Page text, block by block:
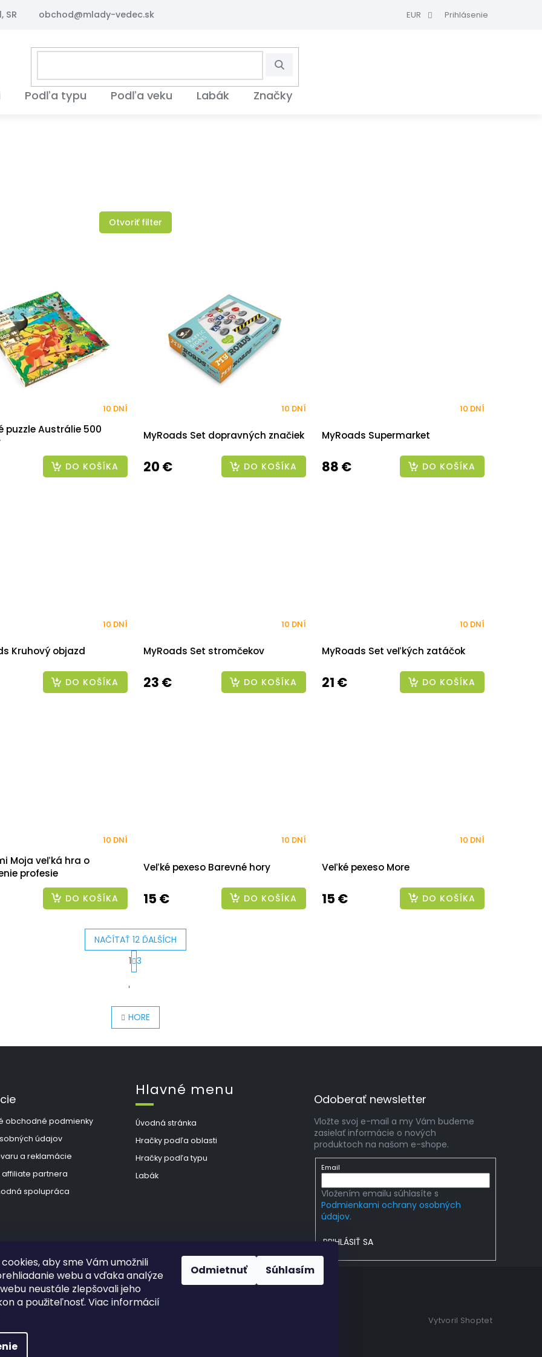
aby sme Vám umožnili
webu a vďaka analýze
neustále zlepšovali jeho
a použiteľnosť. Viac informácií
Odmietnuť Súhlasím
SR obchod@mlady-vedec.sk EUR Prihlásenie
Hľadať
Podľa typu Podľa veku Labák Značky
Otvoriť filter
puzzle Austrálie 500
10 DNÍ
DO KOŠÍKA
MyRoads Set dopravných značiek
10 DNÍ
20 € DO KOŠÍKA
MyRoads Supermarket
10 DNÍ
88 € DO KOŠÍKA
Kruhový objazd
10 DNÍ
DO KOŠÍKA
MyRoads Set stromčekov
10 DNÍ
23 € DO KOŠÍKA
MyRoads Set veľkých zatáčok
10 DNÍ
21 € DO KOŠÍKA
Moja veľká hra o
profesie
10 DNÍ
DO KOŠÍKA
Veľké pexeso Barevné hory
10 DNÍ
15 € DO KOŠÍKA
Veľké pexeso More
10 DNÍ
15 € DO KOŠÍKA
l
á
d
p
r
v
k
v
ý
i
NAČÍTAŤ 12 ĎALŠÍCH
S
t
r
n
k
o
v
a
n
1 3
HORE
obchodné podmienky
údajov
a reklamácie
affiliate partnera
spolupráca
Hlavné menu
Úvodná stránka
Hračky podľa oblasti
Hračky podľa typu
Labák
Odoberať newsletter
Vložte svoj e-mail a my Vám budeme
zasielať informácie o nových
produktoch na našom e-shope.
Email
Vložením emailu súhlasíte s
Podmienkami ochrany osobných
údajov.
PRIHLÁSIŤ SA
Vytvoril Shoptet
Hlada